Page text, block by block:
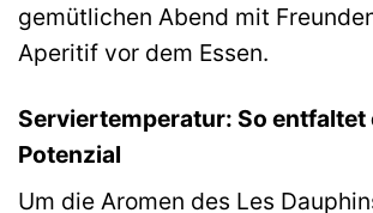
gemütlichen Abend mit
Aperitif vor dem Essen.
Serviertemperatur: So entfaltet
Potenzial
Um die Aromen des Les